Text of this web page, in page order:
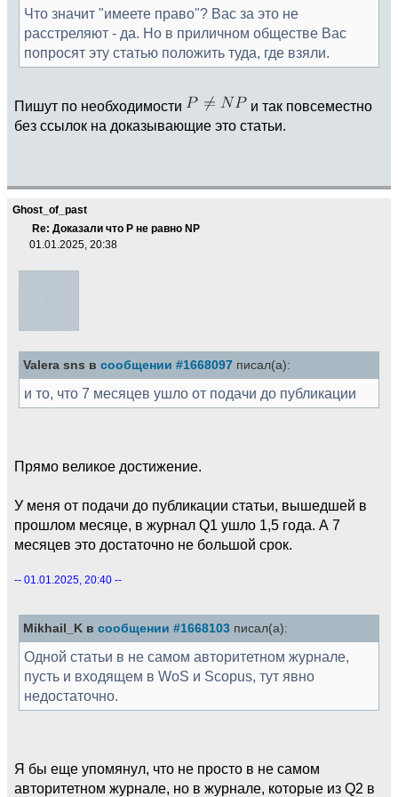
Что значит "имеете право"? Вас за это не
расстреляют - да. Но в приличном обществе Вас
попросят эту статью положить туда, где взяли.
Пишут по необходимости
и так повсеместно
без ссылок на доказывающие это статьи.
Ghost_of_past
Re: Доказали что Р не равно NP
01.01.2025, 20:38
Valera sns в сообщении #1668097 писал(а):
и то, что 7 месяцев ушло от подачи до публикации
Прямо великое достижение.
У меня от подачи до публикации статьи, вышедшей в
прошлом месяце, в журнал Q1 ушло 1,5 года. А 7
месяцев это достаточно не большой срок.
-- 01.01.2025, 20:40 --
Mikhail_K в сообщении #1668103 писал(а):
Одной статьи в не самом авторитетном журнале,
пусть и входящем в WoS и Scopus, тут явно
недостаточно.
Я бы еще упомянул, что не просто в не самом
авторитетном журнале, но в журнале, которые из Q2 в